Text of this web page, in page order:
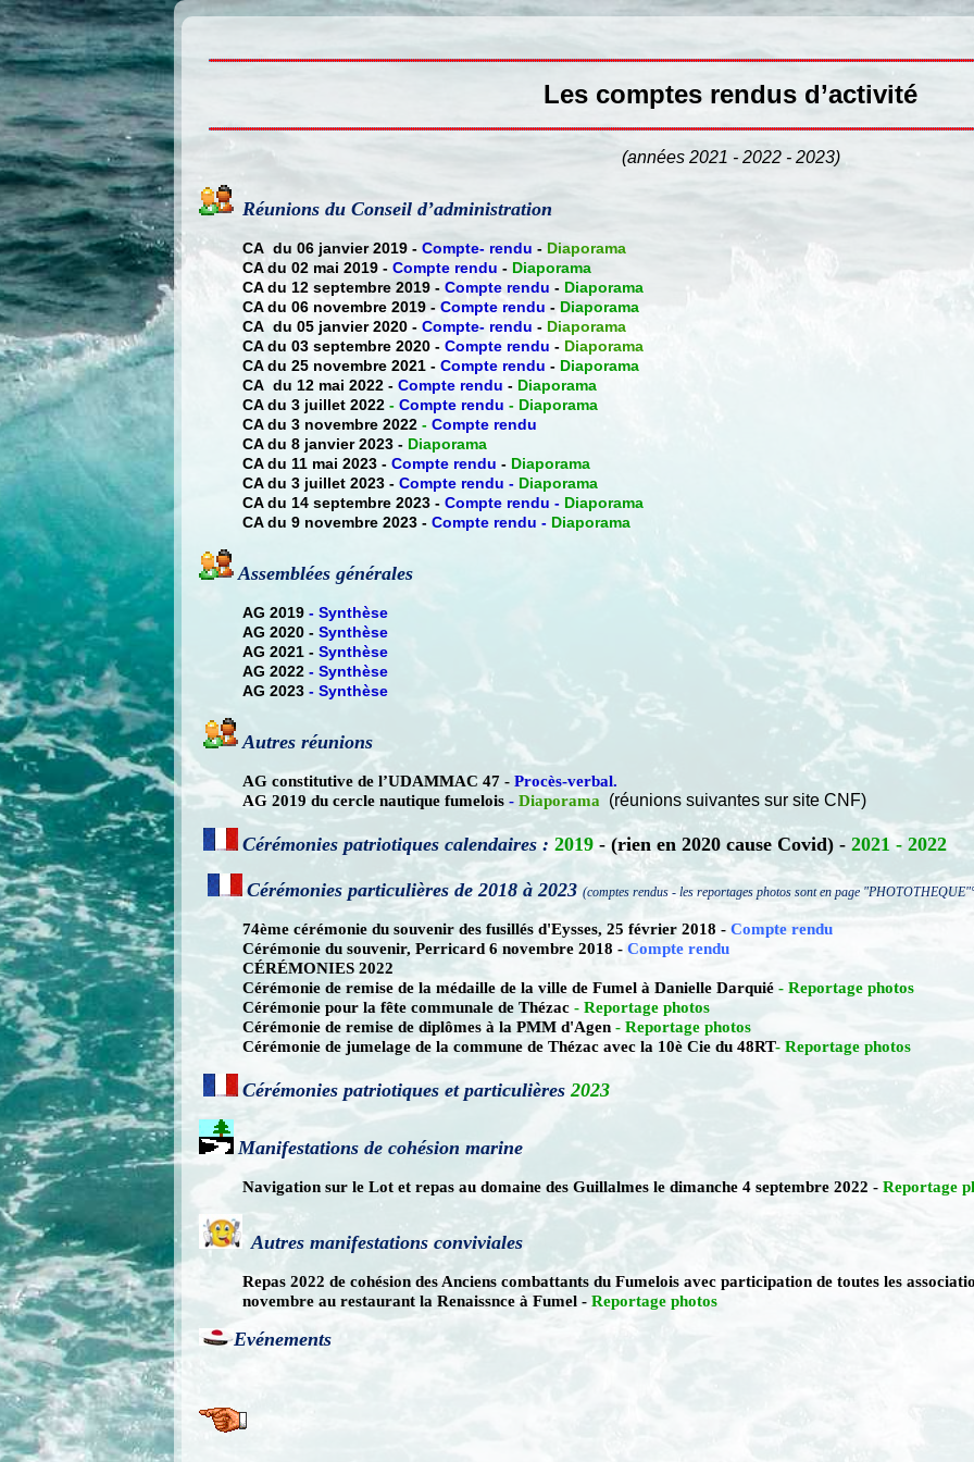
Les comptes rendus d’activité
(années 2021 - 2022 - 2023)
Réunions du Conseil d’administration
CA du 06 janvier 2019 - Compte- rendu - Diaporama
CA du 02 mai 2019 - Compte rendu - Diaporama
CA du 12 septembre 2019 - Compte rendu - Diaporama
CA du 06 novembre 2019 - Compte rendu - Diaporama
CA du 05 janvier 2020 - Compte- rendu - Diaporama
CA du 03 septembre 2020 - Compte rendu - Diaporama
CA du 25 novembre 2021 - Compte rendu - Diaporama
CA du 12 mai 2022 - Compte rendu - Diaporama
CA du 3 juillet 2022 - Compte rendu - Diaporama
CA du 3 novembre 2022 - Compte rendu
CA du 8 janvier 2023 - Diaporama
CA du 11 mai 2023 - Compte rendu - Diaporama
CA du 3 juillet 2023 - Compte rendu - Diaporama
CA du 14 septembre 2023 - Compte rendu - Diaporama
CA du 9 novembre 2023 - Compte rendu - Diaporama
Assemblées générales
AG 2019 - Synthèse
AG 2020 - Synthèse
AG 2021 - Synthèse
AG 2022 - Synthèse
AG 2023 - Synthèse
Autres réunions
AG constitutive de l’UDAMMAC 47 - Procès-verbal.
AG 2019 du cercle nautique fumelois - Diaporama (réunions suivantes sur site CNF)
Cérémonies patriotiques calendaires : 2019 - (rien en 2020 cause Covid) - 2021- 2022
Cérémonies particulières de 2018 à 2023 (comptes rendus - les reportages photos sont en page
74ème cérémonie du souvenir des fusillés d'Eysses, 25 février 2018 - Compte rendu
Cérémonie du souvenir, Perricard 6 novembre 2018 - Compte rendu
CÉRÉMONIES 2022
Cérémonie de remise de la médaille de la ville de Fumel à Danielle Darquié - Reportage photos
Cérémonie pour la fête communale de Thézac - Reportage photos
Cérémonie de remise de diplômes à la PMM d'Agen - Reportage photos
Cérémonie de jumelage de la commune de Thézac avec la 10è Cie du 48RT- Reportage photos
Cérémonies patriotiques et particulières2023
Manifestations de cohésion marine
Navigation sur le Lot et repas au domaine des Guillalmes le dimanche 4 septembre 2022 - Reportage
Autres manifestations conviviales
Repas 2022 de cohésion des Anciens combattants du Fumelois avec participation de toutes les
novembre au restaurant la Renaissnce à Fumel - Reportage photos
Evénements